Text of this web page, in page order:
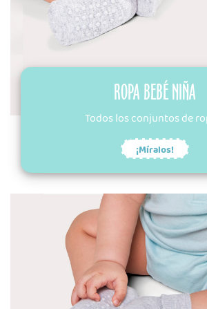
ROPA BEBÉ NIÑA
Todos los conjuntos de
¡Míralos!